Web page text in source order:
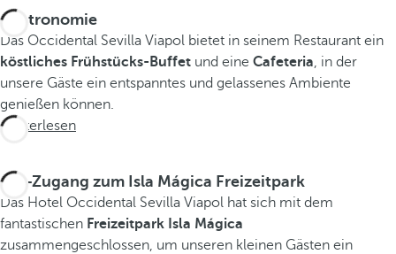
Gastronomie
Das Occidental Sevilla Viapol bietet in seinem Restaurant ein
köstliches Frühstücks-Buffet und eine Cafeteria, in der
unsere Gäste ein entspanntes und gelassenes Ambiente
genießen können.
Weiterlesen
VIP-Zugang zum Isla Mágica Freizeitpark
Das Hotel Occidental Sevilla Viapol hat sich mit dem
fantastischen Freizeitpark Isla Mágica
zusammengeschlossen, um unseren kleinen Gästen ein